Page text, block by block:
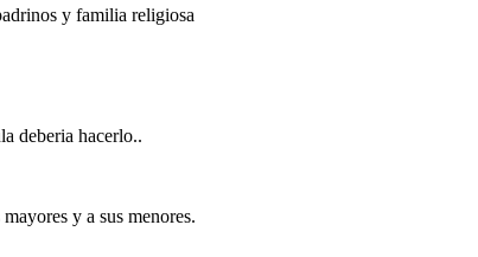
y familia religiosa
deberia hacerlo..
y a sus menores.